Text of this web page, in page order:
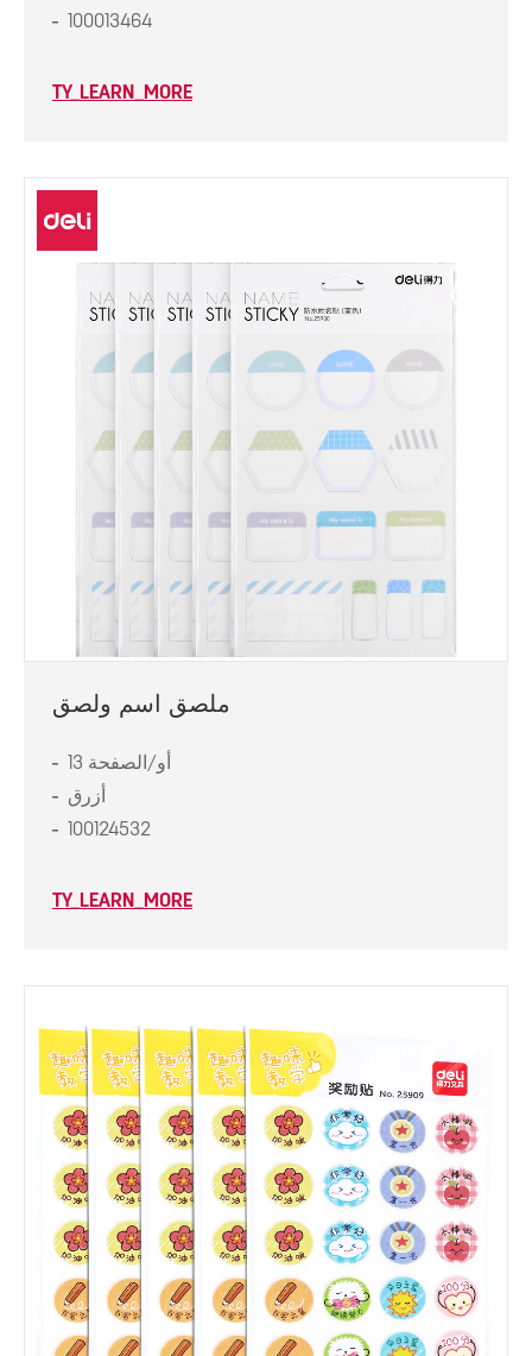
100013464
TY_LEARN_MORE
ملصق اسم ولصق
13 أو/الصفحة
أزرق
100124532
TY_LEARN_MORE